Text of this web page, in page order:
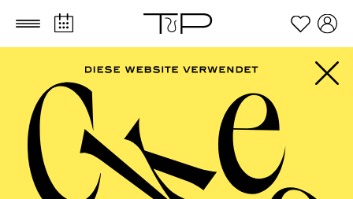
Zum Hauptinhalt springen Zum Footer springen